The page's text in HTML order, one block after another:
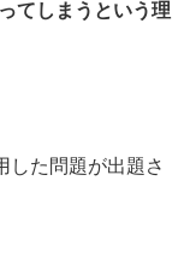
てしまうという理
した問題が出題さ